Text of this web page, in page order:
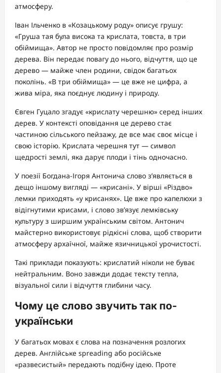
атмосферу.
Іван Ільченко в «Козацькому роду» описує грушу:
«Груша тая була висока та крислата, товста, в три
обіймища». Автор не просто повідомляє про розмір
дерева. Він передає повагу до нього, відчуття, що це
дерево — майже член родини, свідок багатьох
поколінь. «В три обіймища» — це вже не цифра, а
жива міра, яка поєднує людину і природу.
Євген Гуцало згадує «крислату черешню» серед інших
дерев. У контексті оповідання це дерево стає
частиною сільського пейзажу, де все має своє місце і
свою історію. Крислата черешня тут — символ
щедрості землі, яка дарує плоди і тінь одночасно.
У поезії Богдана-Ігоря Антонича слово з’являється в
дещо іншому вигляді — «крисані». У вірші «Різдво»
лемки приходять «у крисанях». Це вже про капелюхи з
відігнутими крисами, і слово зв’язує лемківську
культуру з ширшим українським світом. Антонич
майстерно використовує рідкісні слова, щоб створити
атмосферу архаїчної, майже язичницької урочистості.
Такі приклади показують: крислатий ніколи не буває
нейтральним. Воно завжди додає тексту тепла,
візуальної сили і відчуття глибини часу.
Чому це слово звучить так по-
українськи
У багатьох мовах є слова на позначення розлогих
дерев. Англійське spreading або російське
«развесистый» передають подібну ідею. Проте